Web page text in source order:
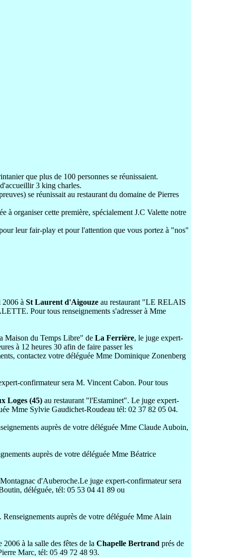
que plus de 100 personnes se réunissaient.
3 king charles.
se réunissait au restaurant du domaine de Pierres
à organiser cette première, spécialement J.C Valette notre
leur fair-play et pour l'attention que vous portez à "nos"
2006 à St Laurent d'Aigouze au restaurant "LE RELAIS
Pour tous renseignements s'adresser à Mme
Maison du Temps Libre" de La Ferrière, le juge expert-
à 12 heures 30 afin de faire passer les
contactez votre déléguée Mme Dominique Zonenberg
confirmateur sera M. Vincent Cabon. Pour tous
Loges (45) au restaurant "l'Estaminet". Le juge expert-
Mme Sylvie Gaudichet-Roudeau tél: 02 37 82 05 04.
auprès de votre déléguée Mme Claude Auboin,
auprès de votre déléguée Mme Béatrice
d'Auberoche.Le juge expert-confirmateur sera
déléguée, tél: 05 53 04 41 89 ou
auprès de votre déléguée Mme Alain
2006 à la salle des fêtes de la Chapelle Bertrand prés de
Marc, tél: 05 49 72 48 93.